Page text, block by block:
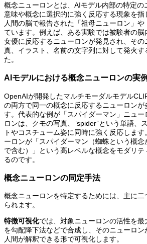
概念ニューロンとは、AIモデル内部の特定の
意味や概念に選択的に強く反応する現象を指
人間の脳で報告された「祖母ニューロン」
ています。例えば、ある実験では被験者の脳
女優に反応するニューロンが発見され、そ
真、イラスト、名前の文字列に対して発火す
た。
AIモデルにおける概念ニューロンの実例
OpenAIが開発したマルチモーダルモデル
の両方で同一の概念に反応するニューロンが
す。代表的な例が「スパイダーマン」ニュ
ロンは、クモの写真、”spider”という単語、
トやコスチューム姿に同時に強く反応します
ーロンが「スパイダーマン（蜘蛛という概念
で含む）」という高レベルな概念をモダリ
るのです。
概念ニューロンの同定手法
概念ニューロンを特定するためには、主に
られます。
特徴可視化では、対象ニューロンの活性を
を勾配降下法などで合成し、そのニューロ
人間が解釈できる形で可視化します。